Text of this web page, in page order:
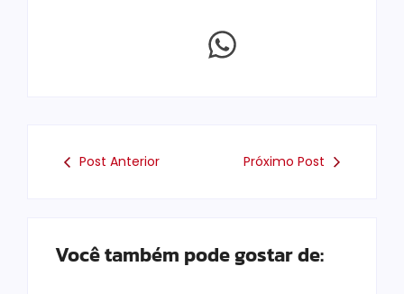
Post Anterior Próximo Post
Você também pode gostar de: